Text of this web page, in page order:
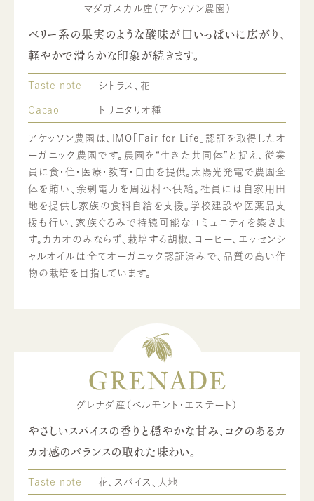
マダガスカル産（アケッソン農園）
ベリー系の果実のような酸味が口いっぱいに広がり、
軽やかで滑らかな印象が続きます。
Taste note シトラス、花
Cacao トリニタリオ種
アケッソン農園は、IMO「Fair for Life」認証を取得したオ
ーガニック農園です。農園を“生きた共同体”と捉え、従業
員に食・住・医療・教育・自由を提供。太陽光発電で農園全
体を賄い、余剰電力を周辺村へ供給。社員には自家用田
地を提供し家族の食料自給を支援。学校建設や医薬品支
援も行い、家族ぐるみで持続可能なコミュニティを築きま
す。カカオのみならず、栽培する胡椒、コーヒー、エッセンシ
ャルオイルは全てオーガニック認証済みで、品質の高い作
物の栽培を目指しています。
GRENADE
グレナダ産（ベルモント・エステート）
やさしいスパイスの香りと穏やかな甘み、コクのあるカ
カオ感のバランスの取れた味わい。
Taste note 花、スパイス、大地